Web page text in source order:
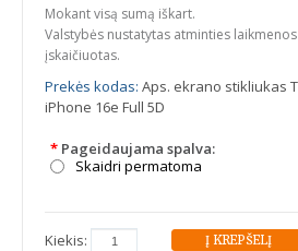
Mokant visą sumą iškart.
Valstybės nustatytas atminties
įskaičiuotas.
Prekės kodas: Aps. ekrano stikliukas
iPhone 16e Full 5D
* Pageidaujama spalva:
Skaidri permatoma
Kiekis: